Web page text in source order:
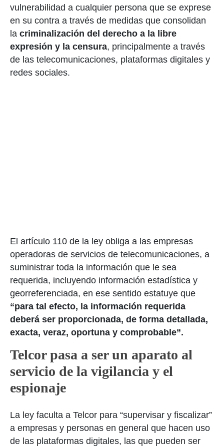
vulnerabilidad a cualquier persona que se exprese
en su contra a través de medidas que consolidan
la criminalización del derecho a la libre
expresión y la censura, principalmente a través
de las telecomunicaciones, plataformas digitales y
redes sociales.
El artículo 110 de la ley obliga a las empresas
operadoras de servicios de telecomunicaciones, a
suministrar toda la información que le sea
requerida, incluyendo información estadística y
georreferenciada, en ese sentido estatuye que
“para tal efecto, la información requerida
deberá ser proporcionada, de forma detallada,
exacta, veraz, oportuna y comprobable”.
Telcor pasa a ser un aparato al
servicio de la vigilancia y el
espionaje
La ley faculta a Telcor para “supervisar y fiscalizar”
a empresas y personas en general que hacen uso
de las plataformas digitales, las que pueden ser